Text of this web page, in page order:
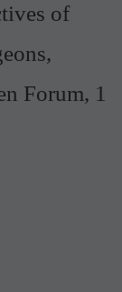
of
Forum, 1